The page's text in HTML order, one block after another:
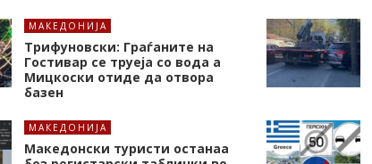
МАКЕДОНИЈА
Трифуновски: Граѓаните на
Гостивар се труеја со вода а
Мицкоски отиде да отвора
базен
МАКЕДОНИЈА
Македонски туристи останаа